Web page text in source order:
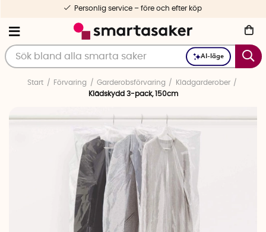
AI-läge
Personlig service – före och efter köp
Start Förvaring Garderobsförvaring
Klädgarderober
Klädskydd 3-pack, 150cm